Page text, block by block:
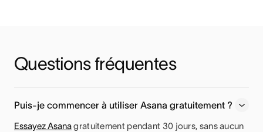
Questions fréquentes
Puis-je commencer à utiliser Asana gratuitement ?
Essayez Asanagratuitement pendant 30 jours, sans aucun